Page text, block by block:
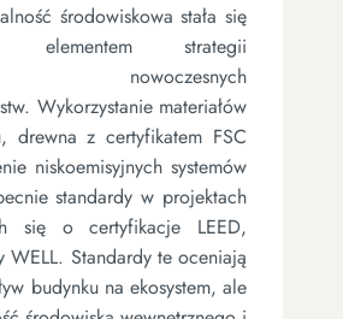
środowiskowa stała się
elementem strategii
nowoczesnych
Wykorzystanie materiałów
drewna z certyfikatem FSC
niskoemisyjnych systemów
standardy w projektach
się o certyfikacje LEED,
WELL. Standardy te oceniają
budynku na ekosystem, ale